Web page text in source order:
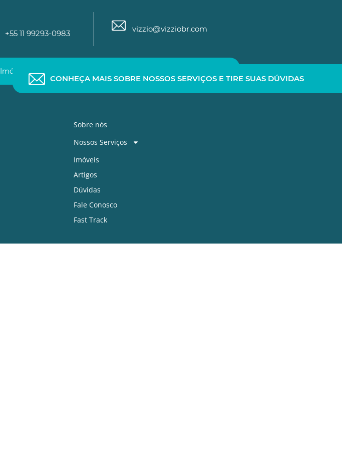
+55 11 99293-0983 vizzio@vizziobr.com
Imóveis Artigos
CONHEÇA MAIS SOBRE NOSSOS SERVIÇOS E TIRE SUAS DÚVIDAS
Sobre nós
Nossos Serviços
Imóveis
Artigos
Dúvidas
Fale Conosco
Fast Track